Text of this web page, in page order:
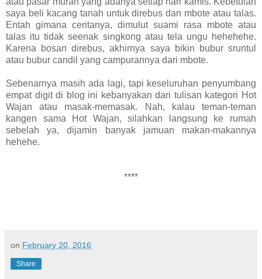
saya beli kacang tanah untuk direbus dan mbote atau talas.
Entah gimana ceritanya, dimulut suami rasa mbote atau
talas itu tidak seenak singkong atau tela ungu hehehehe.
Karena bosan direbus, akhirnya saya bikin bubur sruntul
atau bubur candil yang campurannya dari mbote.
Sebenarnya masih ada lagi, tapi keseluruhan penyumbang
empat digit di blog ini kebanyakan dari tulisan kategori Hot
Wajan atau masak-memasak. Nah, kalau teman-teman
kangen sama Hot Wajan, silahkan langsung ke rumah
sebelah ya, dijamin banyak jamuan makan-makannya
hehehe.
****
on February 20, 2016
Share